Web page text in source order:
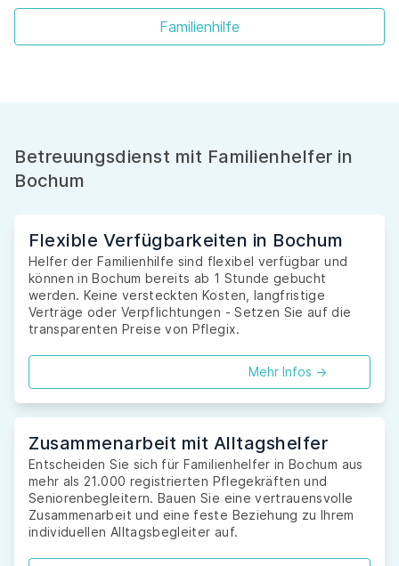
Familienhilfe
Betreuungsdienst mit Familienhelfer in
Bochum
Flexible Verfügbarkeiten in Bochum
Helfer der Familienhilfe sind flexibel verfügbar und
können in Bochum bereits ab 1 Stunde gebucht
werden. Keine versteckten Kosten, langfristige
Verträge oder Verpflichtungen - Setzen Sie auf die
transparenten Preise von Pflegix.
Mehr Infos ->
Zusammenarbeit mit Alltagshelfer
Entscheiden Sie sich für Familienhelfer in Bochum aus
mehr als 21.000 registrierten Pflegekräften und
Seniorenbegleitern. Bauen Sie eine vertrauensvolle
Zusammenarbeit und eine feste Beziehung zu Ihrem
individuellen Alltagsbegleiter auf.